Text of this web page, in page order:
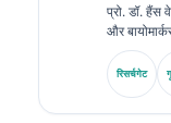
प्रो. डॉ. हैंस
और
फॉर
विश्लेषण,
मेडिसिन में
रिसर्चगेट